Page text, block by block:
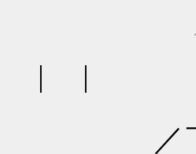
⌒
| |
／￣